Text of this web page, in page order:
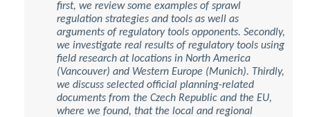
first, we review some examples of sprawl
regulation strategies and tools as well as
arguments of regulatory tools opponents. Secondly,
we investigate real results of regulatory tools using
field research at locations in North America
(Vancouver) and Western Europe (Munich). Thirdly,
we discuss selected official planning-related
documents from the Czech Republic and the EU,
where we found, that the local and regional